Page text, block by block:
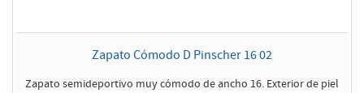
Zapato Cómodo D Pinscher 16 02
Zapato semideportivo muy cómodo de ancho 16. Exterior de piel